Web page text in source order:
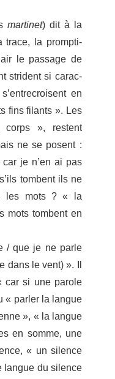
marti­net) dit à la
trace, la promp­ti­
le passage de
stri­dent si carac­
en
fins filants ». Les
», restent
ne se posent :
je n’en ai pas
tombent ils ne
les mots ? « la
mots tombent en
/ que je ne parle
dans le vent) ». Il
car si une parole
« parler la langue
», « la langue
en somme, une
« un silence
langue du silence